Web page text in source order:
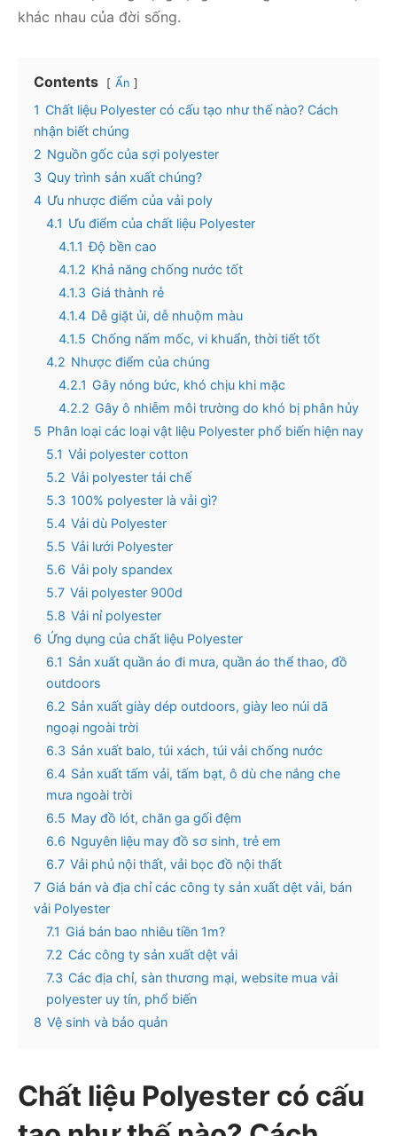
khác nhau của đời sống.
Contents Ẩn
1 Chất liệu Polyester có cấu tạo như thế nào? Cách
nhận biết chúng
2 Nguồn gốc của sợi polyester
3 Quy trình sản xuất chúng?
4 Ưu nhược điểm của vải poly
4.1 Ưu điểm của chất liệu Polyester
4.1.1 Độ bền cao
4.1.2 Khả năng chống nước tốt
4.1.3 Giá thành rẻ
4.1.4 Dễ giặt ủi, dễ nhuộm màu
4.1.5 Chống nấm mốc, vi khuẩn, thời tiết tốt
4.2 Nhược điểm của chúng
4.2.1 Gây nóng bức, khó chịu khi mặc
4.2.2 Gây ô nhiễm môi trường do khó bị phân hủy
5 Phân loại các loại vật liệu Polyester phổ biến hiện nay
5.1 Vải polyester cotton
5.2 Vải polyester tái chế
5.3 100% polyester là vải gì?
5.4 Vải dù Polyester
5.5 Vải lưới Polyester
5.6 Vải poly spandex
5.7 Vải polyester 900d
5.8 Vải nỉ polyester
6 Ứng dụng của chất liệu Polyester
6.1 Sản xuất quần áo đi mưa, quần áo thể thao, đồ
outdoors
6.2 Sản xuất giày dép outdoors, giày leo núi dã
ngoại ngoài trời
6.3 Sản xuất balo, túi xách, túi vải chống nước
6.4 Sản xuất tấm vải, tấm bạt, ô dù che nắng che
mưa ngoài trời
6.5 May đồ lót, chăn ga gối đệm
6.6 Nguyên liệu may đồ sơ sinh, trẻ em
6.7 Vải phủ nội thất, vải bọc đồ nội thất
7 Giá bán và địa chỉ các công ty sản xuất dệt vải, bán
vải Polyester
7.1 Giá bán bao nhiêu tiền 1m?
7.2 Các công ty sản xuất dệt vải
7.3 Các địa chỉ, sàn thương mại, website mua vải
polyester uy tín, phổ biến
8 Vệ sinh và bảo quản
Chất liệu Polyester có cấu